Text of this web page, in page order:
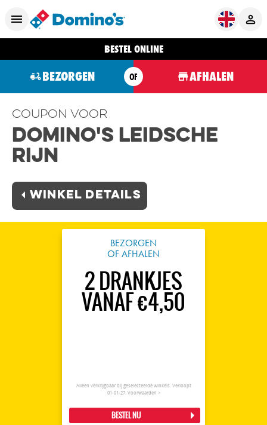
BESTEL ONLINE
BEZORGEN OF AFHALEN
Coupon voor
Domino's Leidsche
Rijn
Winkel Details
BEZORGEN
OF AFHALEN
2 DRANKJES
VANAF €4,50
Alleen verkrijgbaar bij geselecteerde winkels. Verloopt
01-01-27. Voorwaarden >
BESTEL NU